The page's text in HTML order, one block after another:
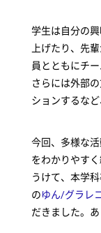
学生は自分の
上げたり、先
員とともにチ
さらには外部
ションするな
今回、多様な
をわかりやす
うけて、本学
のゆん/グラレ
だきました。